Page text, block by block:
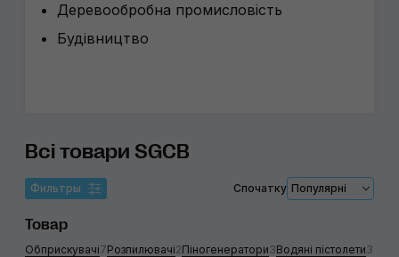
Деревообробна промисловість
Будівництво
Всі товари SGCB
Фильтры Спочатку Популярні
Товар
Обприскувачі7Розпилювачі2Піногенератори3Водяні пістолети3